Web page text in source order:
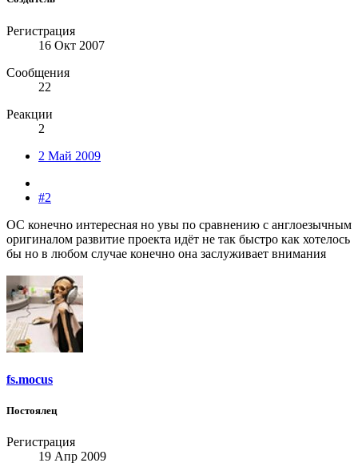
Регистрация
16 Окт 2007
Сообщения
22
Реакции
2
2 Май 2009
#2
ОС конечно интересная но увы по сравнению с англоезычным
оригиналом развитие проекта идёт не так быстро как хотелось
бы но в любом случае конечно она заслуживает внимания
fs.mocus
Постоялец
Регистрация
19 Апр 2009